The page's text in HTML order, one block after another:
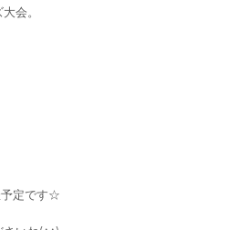
会。
予定です☆